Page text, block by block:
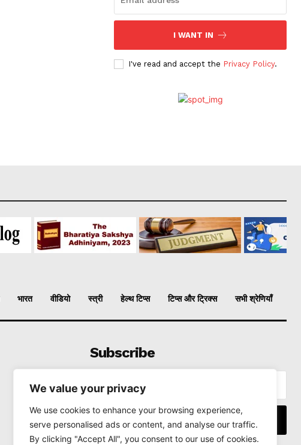
We value your privacy
We use cookies to enhance your browsing experience,
serve personalised ads or content, and analyse our traffic.
By clicking "Accept All", you consent to our use of cookies.
I WANT IN
I've read and accept the Privacy Policy.
भारत वीडियो स्त्री हेल्थ टिप्स टिप्स और ट्रिक्स सभी श्रेणियाँ
Subscribe
I WANT IN